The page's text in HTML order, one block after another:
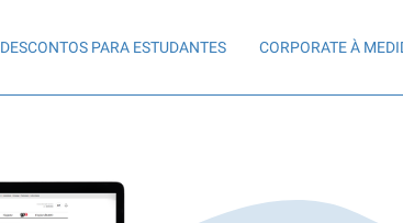
DESCONTOS PARA ESTUDANTES CORPORATE À